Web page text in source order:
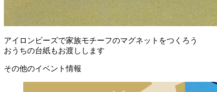
アイロンビーズで家族モチーフのマグネットをつくろう
おうちの台紙もお渡しします
その他のイベント情報